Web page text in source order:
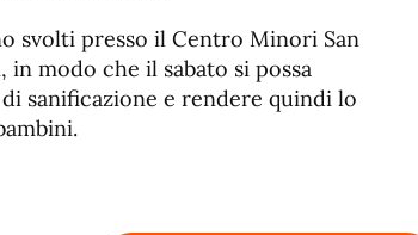
svolti presso il Centro Minori San
modo che il sabato si possa
sanificazione e rendere quindi lo